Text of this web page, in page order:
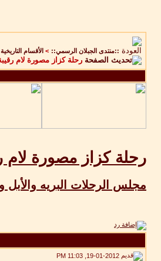
::منتدى الجبلان الرسمي:: > الأقسام
رحلة كزاز مصورة لام رقيبة 1433هـ مروراً بديار الجبلان ومطير ( تقرير
رحلة كزاز مصورة لام رقيبة 1433هـ مروراً بديار الجبلان
مجلس الرحلات البريه والأبل